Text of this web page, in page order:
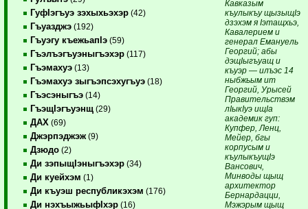
ГуфIэгъуэ зэхыхьэхэр (42)
Гъуазджэ (192)
Гъуэгу къежьапIэ (59)
Гъэлъэгъуэныгъэхэр (117)
Гъэмахуэ (13)
Гъэмахуэ зыгъэпсэхугъуэ (18)
Гъэсэныгъэ (14)
ГъэщIэгъуэнщ (29)
ДАХ (69)
Джэрпэджэж (9)
Дзюдо (2)
Ди зэпыщIэныгъэхэр (34)
Ди куейхэм (1)
Ди къуэш республикэхэм (176)
Ди нэхъыжьыфIхэр (16)
Кавказым
къулыкъу щызыщIэ
дзэхэм я Iэтащхьэ,
Кавалерием и
генерал Емануель
Георгий; абы
дэщIыгъуащ и
къуэр — илъэс 14
ныбжьым ит
Георгий, Урысей
Правительствэм
лIыкIуэ ищIа
академик гуп:
Купфер, Ленц,
Мейер, бгы
корпусым и
къулыкъущIэ
Вансович,
Минводы щыщ
архитектор
Бернардацци,
Мэжэрым щыщ